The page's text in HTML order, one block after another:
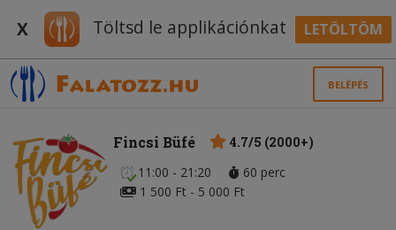
X Töltsd le applikációnkat LETÖLTÖM
BELÉPÉS
Fincsi Büfé
4.7/5 (2000+)
11:00 - 21:20
60 perc
1 500 Ft - 5 000 Ft